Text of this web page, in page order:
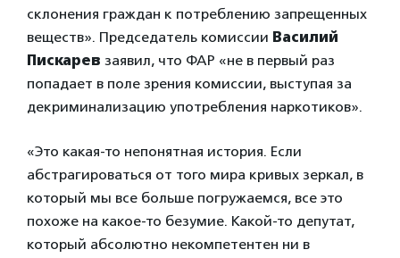
склонения граждан к потреблению запрещенных
веществ». Председатель комиссии Василий
Пискарев заявил, что ФАР «не в первый раз
попадает в поле зрения комиссии, выступая за
декриминализацию употребления наркотиков».
«Это какая-то непонятная история. Если
абстрагироваться от того мира кривых зеркал, в
который мы все больше погружаемся, все это
похоже на какое-то безумие. Какой-то депутат,
который абсолютно некомпетентен ни в